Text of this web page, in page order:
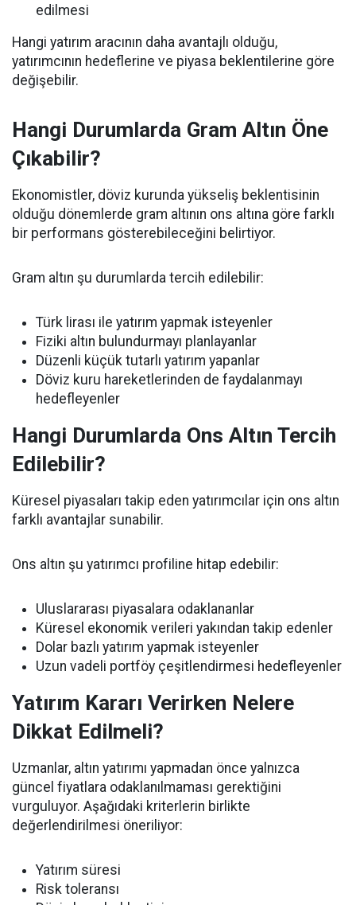
edilmesi
Hangi yatırım aracının daha avantajlı olduğu,
yatırımcının hedeflerine ve piyasa beklentilerine göre
değişebilir.
Hangi Durumlarda Gram Altın Öne
Çıkabilir?
Ekonomistler, döviz kurunda yükseliş beklentisinin
olduğu dönemlerde gram altının ons altına göre farklı
bir performans gösterebileceğini belirtiyor.
Gram altın şu durumlarda tercih edilebilir:
Türk lirası ile yatırım yapmak isteyenler
Fiziki altın bulundurmayı planlayanlar
Düzenli küçük tutarlı yatırım yapanlar
Döviz kuru hareketlerinden de faydalanmayı
hedefleyenler
Hangi Durumlarda Ons Altın Tercih
Edilebilir?
Küresel piyasaları takip eden yatırımcılar için ons altın
farklı avantajlar sunabilir.
Ons altın şu yatırımcı profiline hitap edebilir:
Uluslararası piyasalara odaklananlar
Küresel ekonomik verileri yakından takip edenler
Dolar bazlı yatırım yapmak isteyenler
Uzun vadeli portföy çeşitlendirmesi hedefleyenler
Yatırım Kararı Verirken Nelere
Dikkat Edilmeli?
Uzmanlar, altın yatırımı yapmadan önce yalnızca
güncel fiyatlara odaklanılmaması gerektiğini
vurguluyor. Aşağıdaki kriterlerin birlikte
değerlendirilmesi öneriliyor:
Yatırım süresi
Risk toleransı